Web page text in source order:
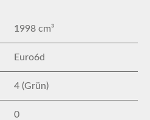
1998 cm³
Euro6d
4 (Grün)
0